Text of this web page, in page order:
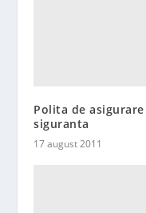
Polita de
siguranta
17 august 2011